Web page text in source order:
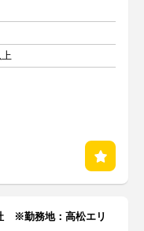
※勤務地：高松エリ